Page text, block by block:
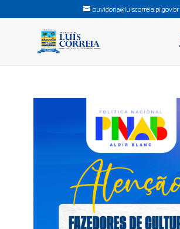
ouvidoria@luiscorreia.pi.gov.br